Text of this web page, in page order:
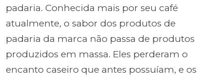
padaria. Conhecida mais por seu café
atualmente, o sabor dos produtos de
padaria da marca não passa de produtos
produzidos em massa. Eles perderam o
encanto caseiro que antes possuíam, e os